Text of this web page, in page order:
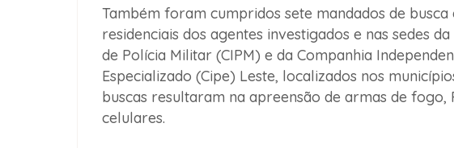
Também foram cumpridos sete mandados de
residenciais dos agentes investigados e nas sedes
de Polícia Militar (CIPM) e da Companhia
Especializado (Cipe) Leste, localizados nos
buscas resultaram na apreensão de armas de fogo,
celulares.